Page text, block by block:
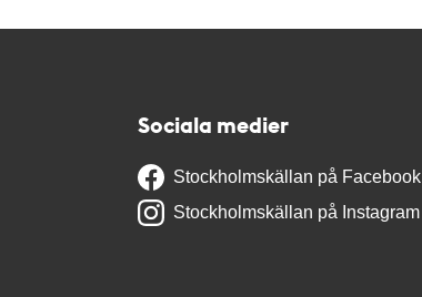
Sociala medier
Stockholmskällan på Facebook
Stockholmskällan på Instagram